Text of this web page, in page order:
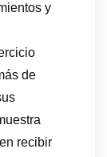
y
de
recibir